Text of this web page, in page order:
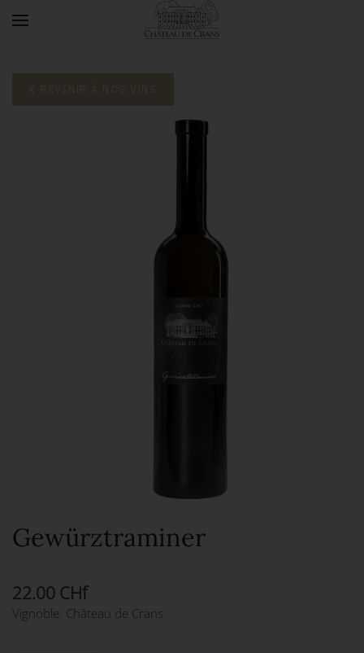
Gewürztraminer
22.00 CHf
Vignoble: Château de Crans